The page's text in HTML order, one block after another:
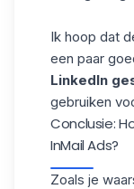
Ik hoop dat
een paar
LinkedIn
gebruiken
Conclusie:
InMail Ads?
Zoals je